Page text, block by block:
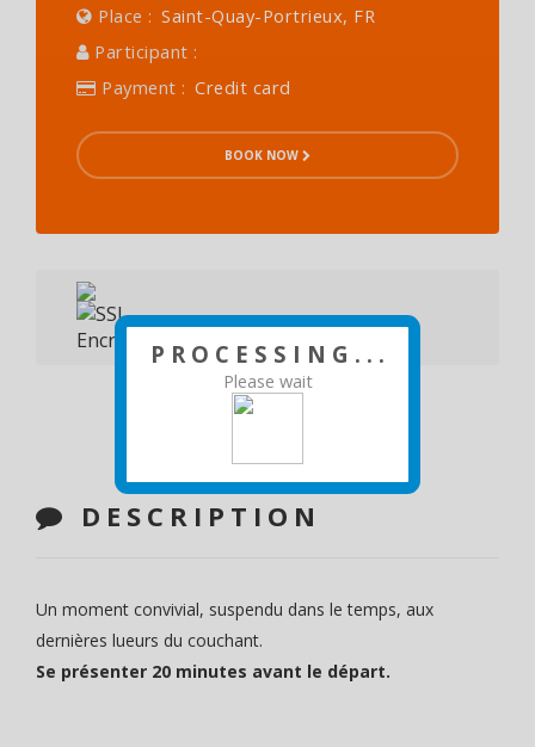
P R O C E S S I N G . . .
Please wait
Place : Saint-Quay-Portrieux, FR
Participant :
Payment : Credit card
BOOK NOW
DESCRIPTION
Un moment convivial, suspendu dans le temps, aux
dernières lueurs du couchant.
Se présenter 20 minutes avant le départ.